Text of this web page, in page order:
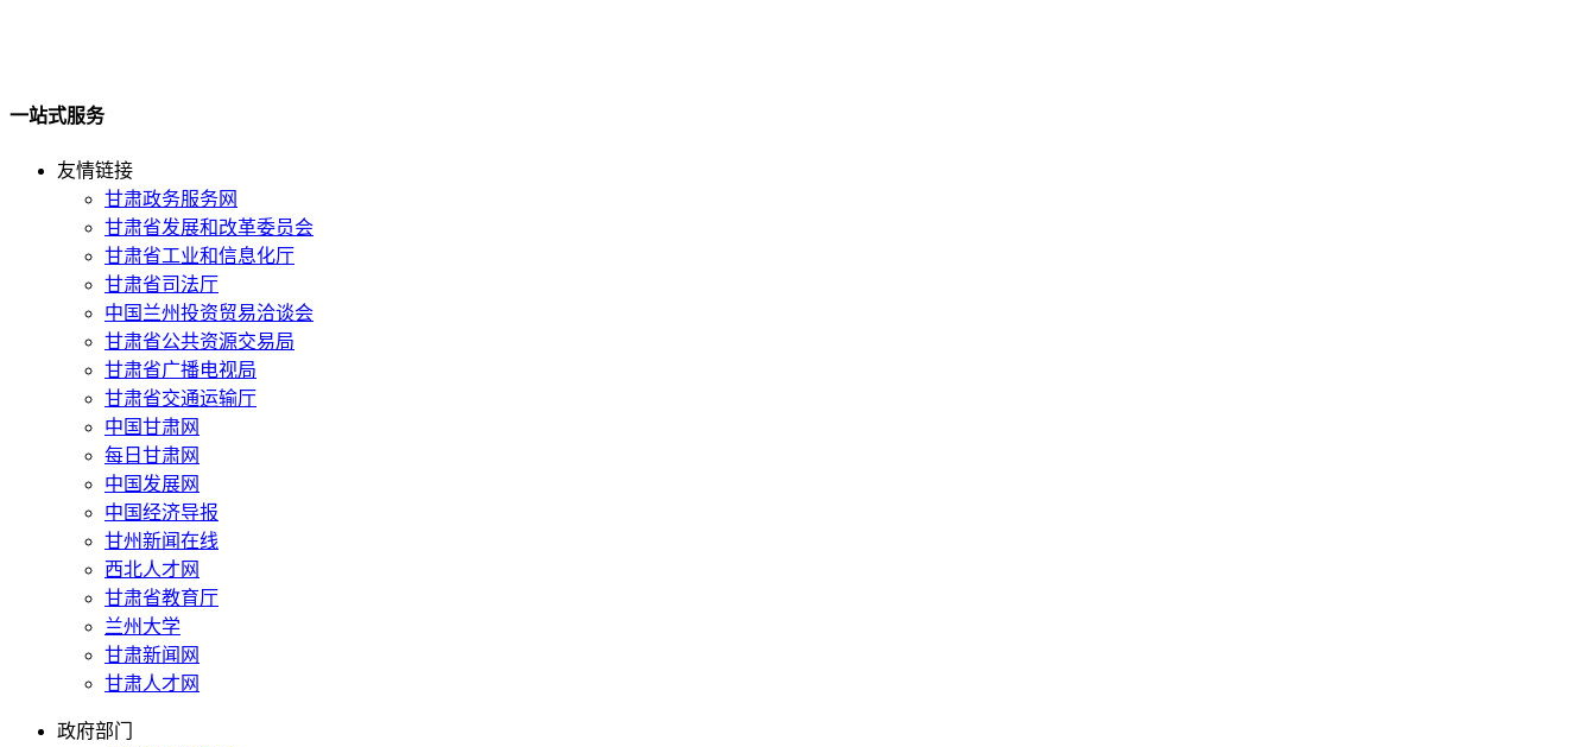
一站式服务
友情链接
甘肃政务服务网
甘肃省发展和改革委员会
甘肃省工业和信息化厅
甘肃省司法厅
中国兰州投资贸易洽谈会
甘肃省公共资源交易局
甘肃省广播电视局
甘肃省交通运输厅
中国甘肃网
每日甘肃网
中国发展网
中国经济导报
甘州新闻在线
西北人才网
甘肃省教育厅
兰州大学
甘肃新闻网
甘肃人才网
政府部门